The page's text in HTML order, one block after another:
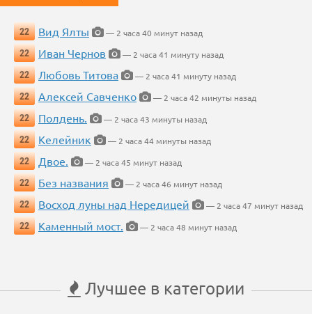
22 Вид Ялты
— 2 часа 40 минут назад
22
Иван Чернов
— 2 часа 41 минуту назад
22
Любовь Титова
— 2 часа 41 минуту назад
22
Алексей Савченко
— 2 часа 42 минуты назад
22
Полдень.
— 2 часа 43 минуты назад
22
Келейник
— 2 часа 44 минуты назад
22
Двое.
— 2 часа 45 минут назад
22
Без названия
— 2 часа 46 минут назад
22
Восход луны над Нередицей
— 2 часа 47 минут назад
22
Каменный мост. — 2 часа 48 минут назад
Лучшее в категории